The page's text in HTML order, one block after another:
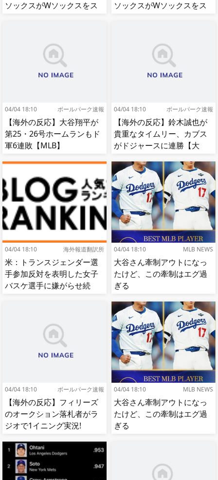
ソックスがWソックスをス
ソックスがWソックスをス
04/04 18:10 ボールパーク速報
【海外の反応】大谷翔平が
第25・26号ホームランもド
軍6連敗【MLB】
04/04 18:10 ボールパーク速報
【海外の反応】鈴木誠也が
貴重なタイムリー、カブス
がドジャースに連勝【大
04/04 18:10 海外報道翻訳所
米：トランスジェンダー選
手参加反対を表明した女子
バスケ選手に嫌がらせ続
04/04 18:10 MLB NEWS
大谷さん牽制アウトになっ
たけど、この牽制はエグ過
ぎる
04/04 18:10 ボールパーク速報
【海外の反応】フィリーズ
のオークション落札者がラ
ジオで1イニング実況!
04/04 18:10 MLB NEWS
大谷さん牽制アウトになっ
たけど、この牽制はエグ過
ぎる